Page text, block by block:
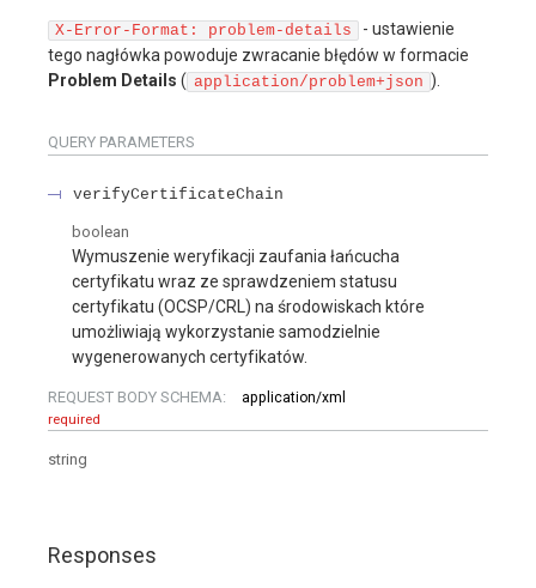
X-Error-Format: problem-details
- ustawienie
tego nagłówka powoduje zwracanie błędów w formacie
Problem Details ( application/problem+json ).
QUERY PARAMETERS
verifyCertificateChain
boolean
Wymuszenie weryfikacji zaufania łańcucha
certyfikatu wraz ze sprawdzeniem statusu
certyfikatu (OCSP/CRL) na środowiskach które
umożliwiają wykorzystanie samodzielnie
wygenerowanych certyfikatów.
REQUEST BODY SCHEMA:
application/xml
required
string
Responses